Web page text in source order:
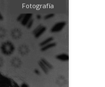
Fotografía